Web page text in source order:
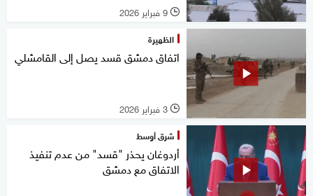
l 9 فبراير 2026
الظهيرة
اتفاق دمشق قسد يصل إلى القامشلي
l 3 فبراير 2026
شرق أوسط
أردوغان يحذر "قسد" من عدم تنفيذ
الاتفاق مع دمشق